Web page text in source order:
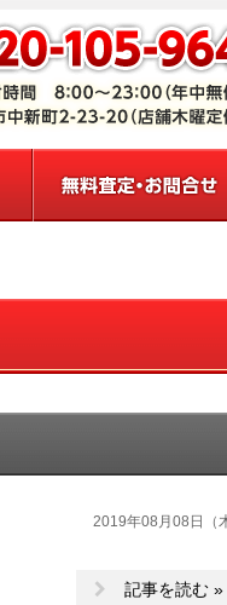
2019年08月08日（
記事を読む »